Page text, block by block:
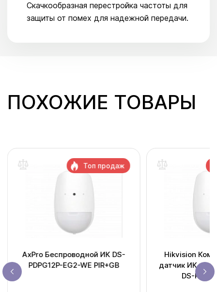
Скачкообразная перестройка частоты для
защиты от помех для надежной передачи.
ПОХОЖИЕ ТОВАРЫ
AxPro Беспроводной ИК DS-
PDPG12P-EG2-WE PIR+GB
Топ продаж
Hikvision
датчик ИК и
DS-